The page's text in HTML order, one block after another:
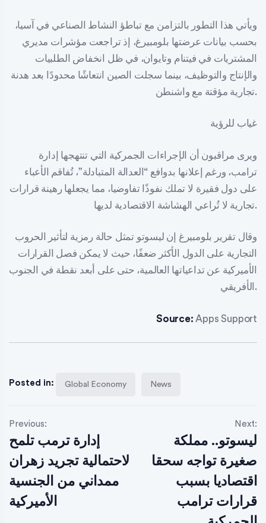
ويأتي هذا التطور بالتزامن مع تباطؤ النشاط الصناعي في آسيا،
بحسب بيانات عرضتها بلومبيرغ، إذ تراجعت مؤشرات مديري
المشتريات في فيتنام وتايوان، في ظل انخفاض الطلبيات
والإنتاج والتوظيف، بينما سجلت الصين انتعاشًا محدودًا بعد هدنة
تجارية مؤقتة مع واشنطن.
غياب للرؤية
ويرى مراقبون أن الإجراءات الجمركية التي تنتهجها إدارة
ترامب، ورغم إعلانها بدوافع “العدالة المتبادلة”، تُفاقم الأعباء
على دول فقيرة لا تملك نفوذًا تفاوضيا، مما يجعلها رهينة قرارات
تجارية لا تُراعي الهشاشة الاقتصادية لديها.
وقال تقرير بلومبيرغ إن ليسوتو تمثل حالة رمزية لتأثير الحروب
التجارية على الدول الأكثر ضعفًا، حيث لا يمكن فصل القرارات
الأميركية عن تداعياتها العالمية، حتى على أبعد نقطة في الجنوب
الأفريقي.
Source: Apps Support
Posted in: Global Economy News
Previous:
إدارة ترمب تلمح
لاحتمالية تجريد زهران
ممداني من الجنسية
الأميركية
Next:
ليسوتو.. مملكة
صغيرة تواجه سحقا
اقتصاديا بسبب
قرارات ترامب